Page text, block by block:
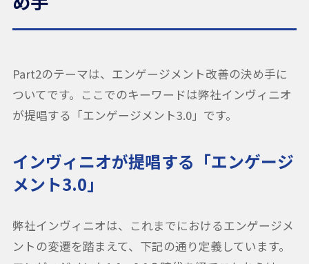
Part2のテーマは、エンゲージメント改善の決め手に
ついてです。ここでのキーワードは弊社インヴィニオ
が提唱する「エンゲージメント3.0」です。
インヴィニオが提唱する「エンゲージ
メント3.0」
弊社インヴィニオは、これまでにおけるエンゲージメ
ントの変遷を踏まえて、下記の通り定義しています。